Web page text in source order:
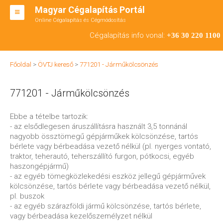
Magyar Cégalapítás Portál
Online Cégalapítás és Cégmódosítás
Cégalapítás info vonal: +36 30 220 1100
BT ALAPÍTÁS
CÉGMÓDOSÍTÁS
ÁTALAKULÁS
TEÁOR SZÁMOK '08
ENGEDÉLYKÖTELES
KAPCSOLAT
IRODÁK
Főoldal > ÖVTJ kereső > 771201 - Járműkölcsönzés
771201 - Járműkölcsönzés
Ebbe a tételbe tartozik:
- az elsődlegesen áruszállításra használt 3,5 tonnánál
nagyobb össztömegű gépjárműkek kölcsönzése, tartós
bérlete vagy bérbeadása vezető nélkül (pl. nyerges vontató,
traktor, teherautó, teherszállító furgon, pótkocsi, egyéb
haszongépjármű)
- az egyéb tömegközlekedési eszköz jellegű gépjárművek
kölcsönzése, tartós bérlete vagy bérbeadása vezető nélkül,
pl. buszok
- az egyéb szárazföldi jármű kölcsönzése, tartós bérlete,
vagy bérbeadása kezelőszemélyzet nélkül